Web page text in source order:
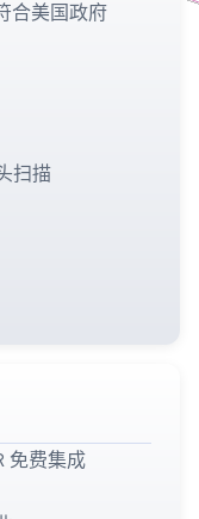
合美国政府
扫描
免费集成